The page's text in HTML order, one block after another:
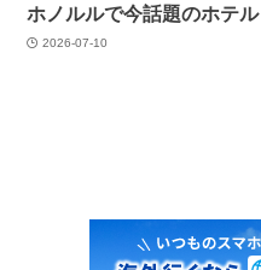
ホノルルで今話題のホテル
2026-07-10